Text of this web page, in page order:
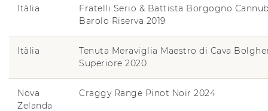
Itàlia
Fratelli Serio & Battista Borgogno
Barolo Riserva 2019
Itàlia
Tenuta Meraviglia Maestro di Cava
Superiore 2020
Nova
Zelanda
Craggy Range Pinot Noir 2024